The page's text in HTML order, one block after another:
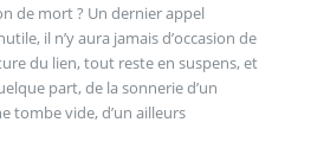
de mort ? Un dernier appel
il n’y aura jamais d’occasion de
du lien, tout reste en suspens, et
part, de la sonnerie d’un
tombe vide, d’un ailleurs